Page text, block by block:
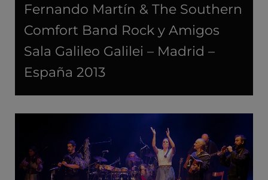
Fernando Martín & The Southern
Comfort Band Rock y Amigos
Sala Galileo Galilei – Madrid –
España 2013